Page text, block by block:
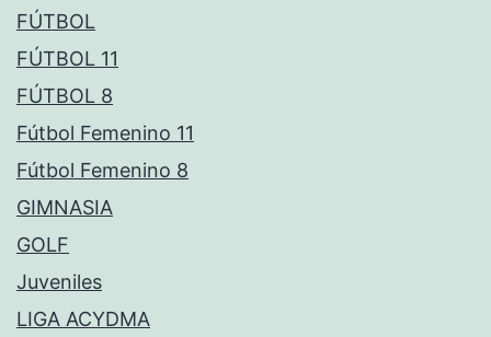
FÚTBOL
FÚTBOL 11
FÚTBOL 8
Fútbol Femenino 11
Fútbol Femenino 8
GIMNASIA
GOLF
Juveniles
LIGA ACYDMA